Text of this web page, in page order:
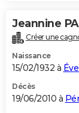
Jeannine
Créer une
Naissance
15/02/1932 à
Décès
19/06/2010 à